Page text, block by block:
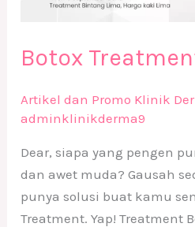
Botox
Artikel dan Promo Klinik
adminklinikderma9
Dear, siapa yang pengen
dan awet muda? Gausah
punya solusi buat kamu
Treatment. Yap! Treatment